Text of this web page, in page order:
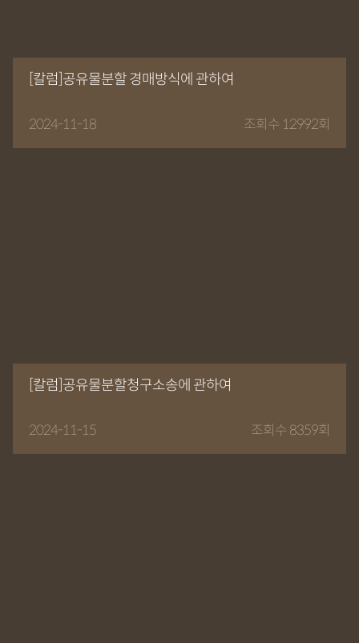
[칼럼]공유물분할 경매방식에 관하여
2024-11-18 조회수 12992회
[칼럼]공유물분할청구소송에 관하여
2024-11-15 조회수 8359회